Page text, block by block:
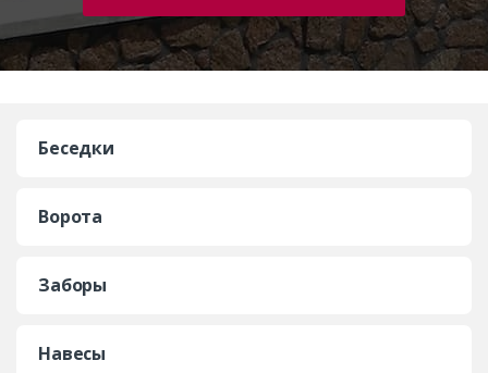
Беседки
Ворота
Заборы
Навесы